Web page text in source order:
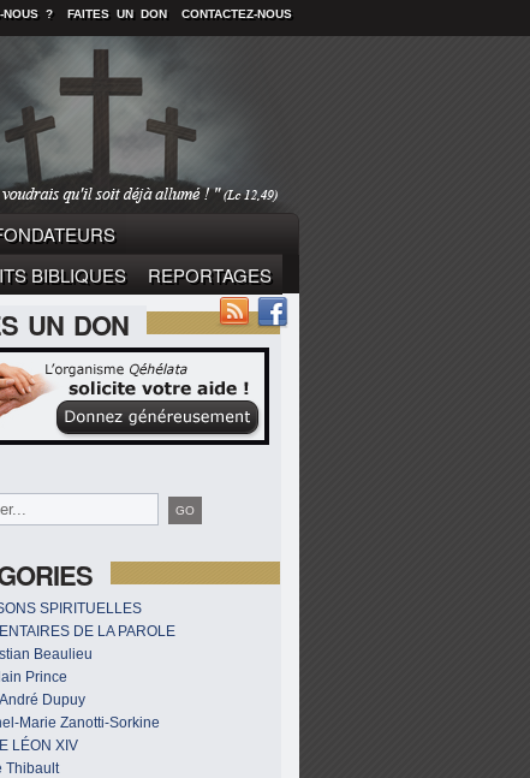
NOUS ? FAITES UN DON CONTACTEZ-NOUS
BIBLIQUES
REPORTAGES
UN DON
SPIRITUELLES
DE LA PAROLE
Beaulieu
Prince
Dupuy
Marie Zanotti-Sorkine
LÉON XIV
Thibault